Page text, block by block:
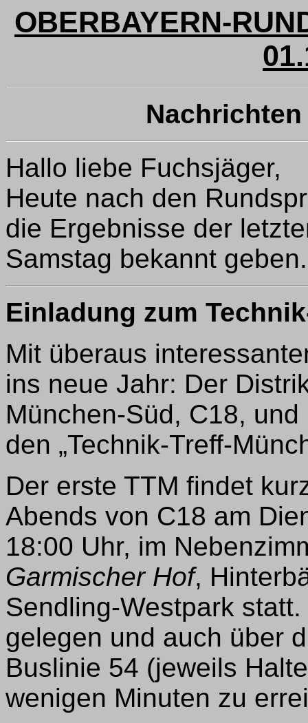
OBERBAYERN-
Hallo liebe Fuchsjäger,
Heute nach den
die Ergebnisse der
Samstag bekannt geben.
Einladung zum
Mit überaus
ins neue Jahr: Der
München-Süd, C18,
den „Technik-Treff-
Der erste TTM findet
Abends von C18 am
18:00 Uhr, im
Garmischer Hof,
Sendling-Westpark
gelegen und auch über
Buslinie 54 (jeweils
wenigen Minuten zu